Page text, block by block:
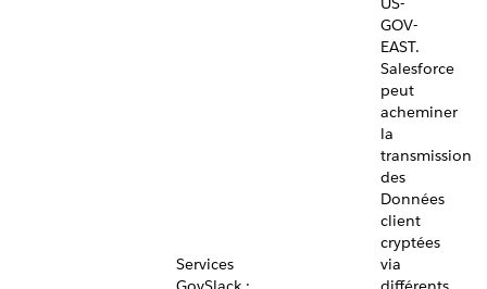
Services
GOV-
EAST.
Salesforce
peut
acheminer
la
transmission
des
Données
client
cryptées
via